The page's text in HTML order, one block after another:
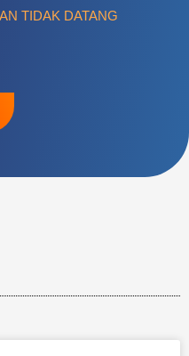
TIDAK DATANG